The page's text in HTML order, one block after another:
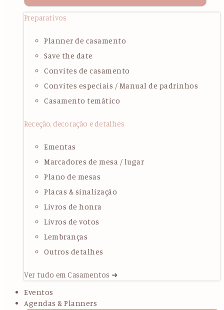
Preparativos
Planner de casamento
Save the date
Convites de casamento
Convites especiais / Manual de padrinhos
Casamento temático
Receção, decoração e detalhes
Ementas
Marcadores de mesa / lugar
Plano de mesas
Placas & sinalização
Livros de honra
Livros de votos
Lembranças
Outros detalhes
Ver tudo em Casamentos ➜
Eventos
Agendas & Planners